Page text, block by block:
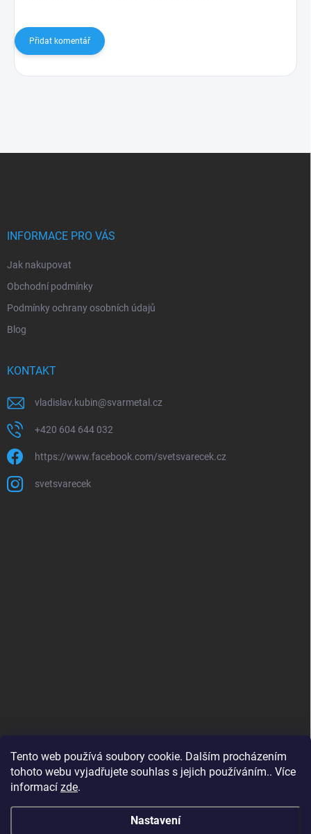
Tento web používá soubory cookie. Dalším procházením
tohoto webu vyjadřujete souhlas s jejich používáním.. Více
informací zde.
Nastavení
Přidat komentář
INFORMACE PRO VÁS
Jak nakupovat
Obchodní podmínky
Podmínky ochrany osobních údajů
Blog
KONTAKT
vladislav.kubin@svarmetal.cz
+420 604 644 032
https://www.facebook.com/svetsvarecek.cz
svetsvarecek